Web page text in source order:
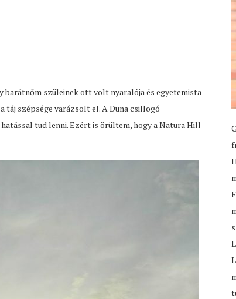
barátnőm szüleinek ott volt nyaralója és egyetemista
szépsége varázsolt el. A Duna csillogó
tud lenni. Ezért is örültem, hogy a Natura Hill